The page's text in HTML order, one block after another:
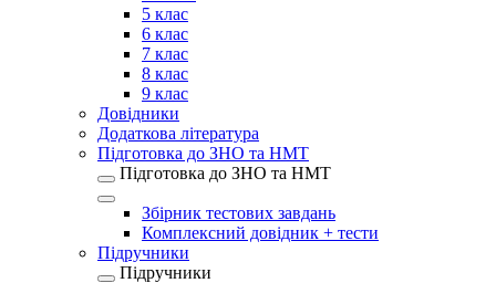
5 клас
6 клас
7 клас
8 клас
9 клас
Довідники
Додаткова література
Підготовка до ЗНО та НМТ
Підготовка до ЗНО та НМТ
Збірник тестових завдань
Комплексний довідник + тести
Підручники
Підручники